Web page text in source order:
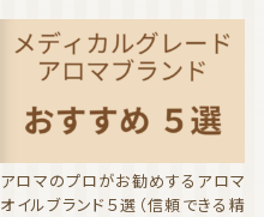
アロマのプロがお勧めするアロマ
オイルブランド５選（信頼できる精